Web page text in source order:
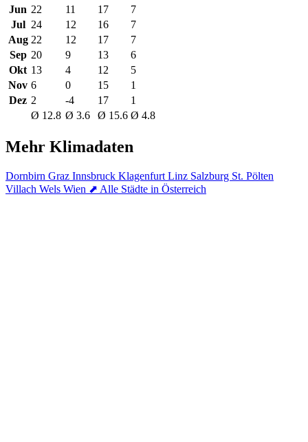
Jun 22 11 17
7
Jul 24 12 16
7
Aug 22 12 17
7
Sep 20 9 13
6
Okt 13 4 12
5
Nov 6 0 15
1
Dez 2 -4 17
1
Ø 12.8 Ø 3.6 Ø 15.6 Ø 4.8
Mehr Klimadaten
Dornbirn Graz Innsbruck Klagenfurt Linz Salzburg St. Pölten
Villach Wels Wien ⬈ Alle Städte in Österreich